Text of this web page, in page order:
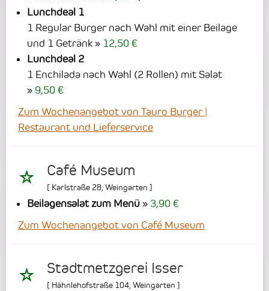
Lunchdeal 1
1 Regular Burger nach Wahl mit einer Beilage
und 1 Getränk
12,50 €
Lunchdeal 2
1 Enchilada nach Wahl (2 Rollen) mit Salat
9,50 €
Zum Wochenangebot von Tauro Burger |
Restaurant und Lieferservice
Café Museum
[ Karlstraße 28,Weingarten ]
Beilagensalat zum Menü
3,90 €
Zum Wochenangebot von Café Museum
Stadtmetzgerei Isser
[ Hähnlehofstraße 104,Weingarten ]